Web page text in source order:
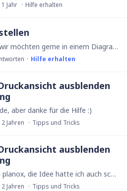
Jahr Hilfe erhalten
Hallo Zusammen, wir möchten gerne in einem Diagramm die Anzahl aller Projekte eines jeden Jahres abbilden. Alle Projekte haben ein "Startdatum" und ein "Enddatum". 1.…
Hilfe erhalten
ausblenden
aber danke für die Hilfe :)
Jahren Tipps und Tricks
ausblenden
@planox. pro Hallo planox, die Idee hatte ich auch schon ausprobiert, dann macht er nur leider nix. :D Ich möchte die Spalte mit Code ausblenden, wenn die Spalte keinen Inhalt hat.…
Jahren Tipps und Tricks